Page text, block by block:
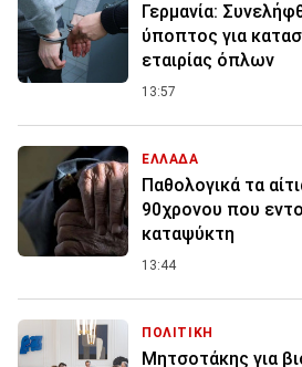
Γερμανία:
ύποπτος για
εταιρίας όπλων
13:57
ΕΛΛΑΔΑ
Παθολογικά τα
90χρονου που
καταψύκτη
13:44
ΠΟΛΙΤΙΚΗ
Μητσοτάκης για